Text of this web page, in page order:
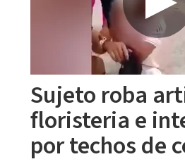
Sujeto roba
floristeria e
por techos de